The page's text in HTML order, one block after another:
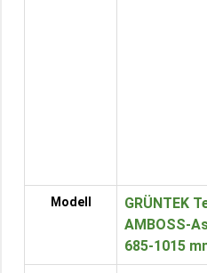
Modell
GRÜNTEK
AMBOSS-
685-1015